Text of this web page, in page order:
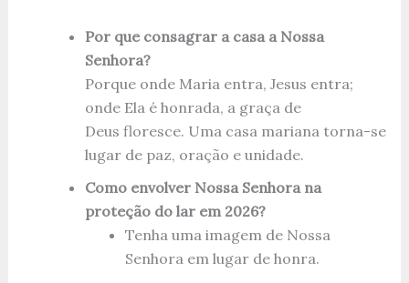
Por que consagrar a casa a Nossa
Senhora?
Porque onde Maria entra, Jesus entra;
onde Ela é honrada, a graça de
Deus floresce. Uma casa mariana torna-se
lugar de paz, oração e unidade.
Como envolver Nossa Senhora na
proteção do lar em 2026?
Tenha uma imagem de Nossa
Senhora em lugar de honra.